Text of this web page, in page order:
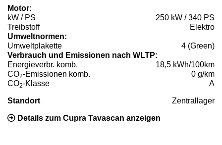
Motor:
kW / PS
250 kW / 340 PS
Treibstoff
Elektro
Umweltnormen:
Umweltplakette
4 (Green)
Verbrauch und Emissionen nach WLTP:
Energieverbr. komb.
18,5 kWh/100km
CO2-Emissionen komb.
0 g/km
CO2-Klasse A
Standort Zentrallager
Details zum Cupra Tavascan anzeigen